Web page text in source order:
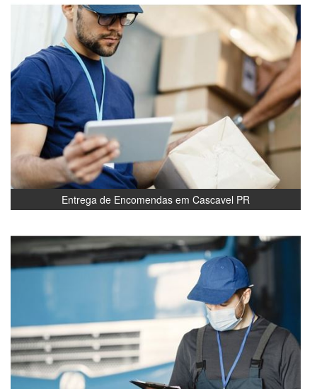
Entrega de Encomendas em Cascavel PR